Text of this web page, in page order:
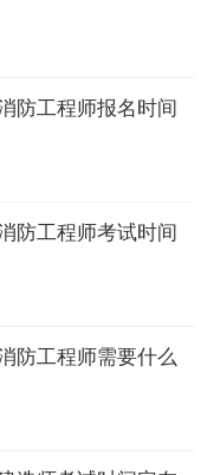
防工程师报名时间
防工程师考试时间
防工程师需要什么